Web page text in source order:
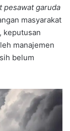
pesawat garuda
masyarakat
keputusan
manajemen
belum